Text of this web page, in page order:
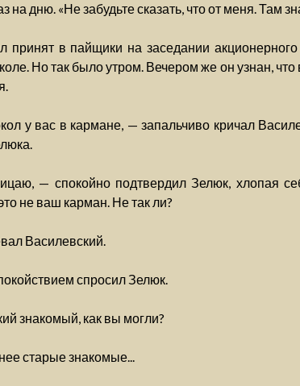
дню. «Не забудьте сказать, что от меня. Там
принят в пайщики на заседании
Но так было утром. Вечером же он узнан,
у вас в кармане, — запальчиво кричал
— спокойно подтвердил Зелюк, хлопая
не ваш карман. Не так ли?
Василевский.
спросил Зелюк.
знакомый, как вы могли?
старые знакомые...